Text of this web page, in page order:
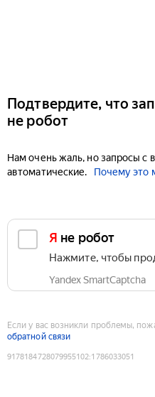
Подтвердите, что
не робот
Нам очень жаль, но запросы с
автоматические.
Почему это
Я не робот
Нажмите, чтобы
Yandex SmartCaptcha
Если у вас возникли проблемы,
обратной связи
9178184728079955102:1786033051